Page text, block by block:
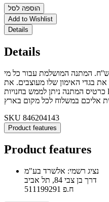
הוספה לסל
Add to Wishlist
Details
Details
רכישת גיפט-קארד בסך 2,500 ש''ח. המתנה המושלמת עבור כל מי
את בגדי האימון שלו מעוצבים. את
כרטיס המתנה ניתן לממש בחנויות lululemon, ובאונליין. כרטיס הגיפט
SKU 846204143
Product features
Product features
נציג רשמי: אלשרד בע"מ
דרך בן צבי 84, תל אביב
ח.פ 511199291